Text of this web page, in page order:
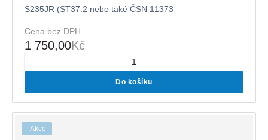
S235JR (ST37.2 nebo také ČSN 11373
Cena bez DPH
1 750,00Kč
Do košíku
Akce